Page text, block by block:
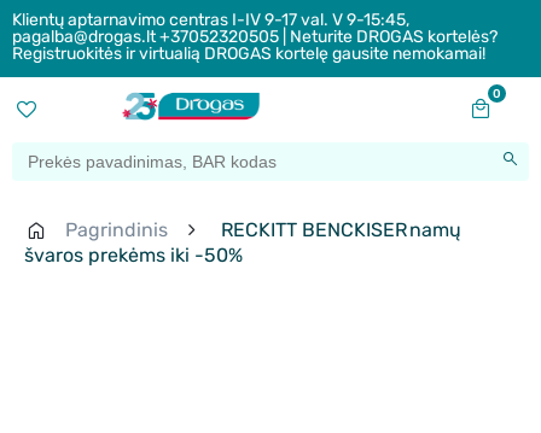
Klientų aptarnavimo centras I-IV 9-17 val. V 9-15:45,
pagalba@drogas.lt +37052320505 | Neturite DROGAS kortelės?
Registruokitės ir virtualią DROGAS kortelę gausite nemokamai!
0
Pagrindinis
RECKITT BENCKISER namų
švaros prekėms iki -50%